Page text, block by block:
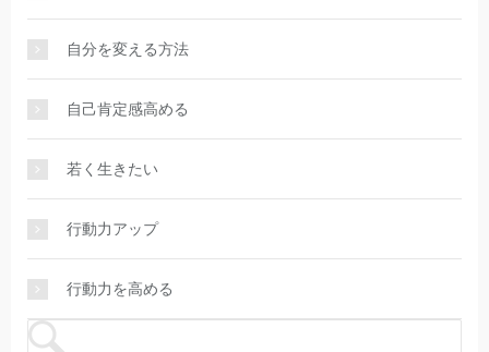
自分を変える方法
自己肯定感高める
若く生きたい
行動力アップ
行動力を高める